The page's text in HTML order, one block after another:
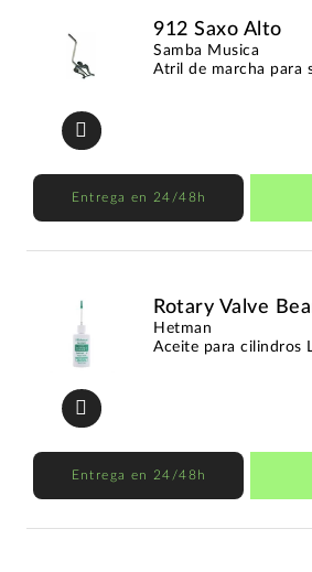
912 Saxo Alto
Samba Musica
Atril de marcha para
Entrega en 24/48h
Rotary Valve
Hetman
Aceite para cilindros
Entrega en 24/48h